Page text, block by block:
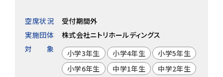
空席状況
受付期間外
実施団体
株式会社ニトリホールディングス
対象
小学3年生 小学4年生
小学5年生
小学6年生
中学1年生
中学2年生